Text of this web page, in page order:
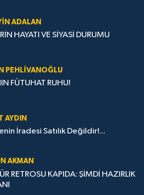
ADALAN
HAYATI VE SİYASİ DURUMU
PEHLIVANOĞLU
FÜTUHAT RUHU!
AYDIN
İradesi Satılık Değildir!...
AKMAN
RETROSU KAPIDA: ŞİMDİ HAZIRLIK